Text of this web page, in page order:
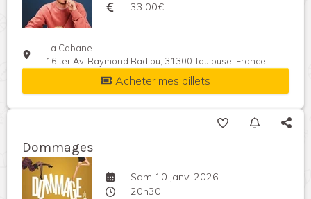
33,00€
La Cabane
16 ter Av. Raymond Badiou, 31300 Toulouse, France
Acheter mes billets
Dommages
Sam 10 janv. 2026
20h30